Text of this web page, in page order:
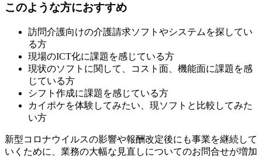
このような方におすすめ
訪問介護向けの介護請求ソフトやシステムを探してい
る方
現場のICT化に課題を感じている方
現状のソフトに関して、コスト面、機能面に課題を感
じている方
シフト作成に課題を感じている方
カイポケを体験してみたい、現ソフトと比較してみた
い方
新型コロナウイルスの影響や報酬改定後にも事業を継続して
いくために、業務の大幅な見直しについてのお問合せが増加